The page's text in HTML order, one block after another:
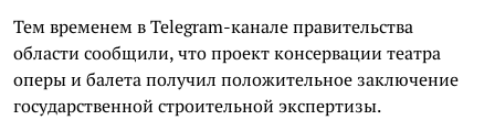
Тем временем в Telegram-канале правительства
области сообщили, что проект консервации театра
оперы и балета получил положительное заключение
государственной строительной экспертизы.